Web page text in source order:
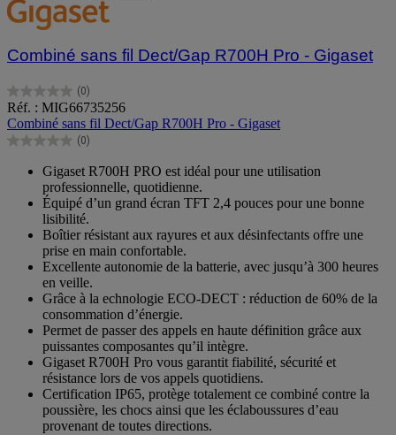
Combiné sans fil Dect/Gap R700H Pro - Gigaset
(0)
0.0
sur
5
étoiles.
Réf. : MIG66735256
Combiné sans fil Dect/Gap R700H Pro - Gigaset
(0)
0.0
étoiles.
Gigaset R700H PRO est idéal pour une utilisation
professionnelle, quotidienne.
Équipé d’un grand écran TFT 2,4 pouces pour une bonne
lisibilité.
Boîtier résistant aux rayures et aux désinfectants offre une
prise en main confortable.
Excellente autonomie de la batterie, avec jusqu’à 300 heures
en veille.
Grâce à la echnologie ECO-DECT : réduction de 60% de la
consommation d’énergie.
Permet de passer des appels en haute définition grâce aux
puissantes composantes qu’il intègre.
Gigaset R700H Pro vous garantit fiabilité, sécurité et
résistance lors de vos appels quotidiens.
Certification IP65, protège totalement ce combiné contre la
poussière, les chocs ainsi que les éclaboussures d’eau
provenant de toutes directions.